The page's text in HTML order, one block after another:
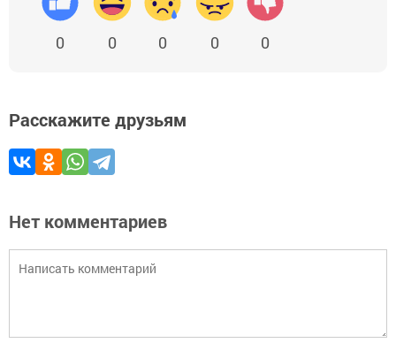
0 0 0 0 0
Расскажите друзьям
Нет комментариев